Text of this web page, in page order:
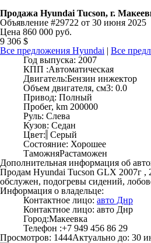
Продажа Hyundai Tucson, г.
Объявление #29722 от 30 июня 2025
Цена 860 000 руб.
9 306 $
Все предложения Hyundai | Все
Год выпуска: 2007
КПП :Автоматическая
Двигатель:Бензин инжектор
Объем двигателя, см3: 0.0
Привод: Полный
Пробег, km 200000
Руль: Слева
Кузов: Седан
Цвет: Серый
Состояние: Хорошее
ТаможняРастаможен
Дополнительная информация об
Продам Hyundai Tucson GLX 2007г ,
обслужен, подогревы сидений,
Информация о владельце:
Контактное лицо: авто Днр
Контактное лицо: авто Днр
Город:Макеевка
Телефон :+7 949 456 86 29
Просмотров: 1444Актуально до: 30